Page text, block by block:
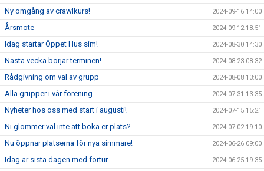
Ny omgång av crawlkurs! 2024-09-16 14:00
Årsmöte 2024-09-12 18:51
Idag startar Öppet Hus sim! 2024-08-30 14:30
Nästa vecka börjar terminen! 2024-08-23 08:32
Rådgivning om val av grupp 2024-08-08 13:00
Alla grupper i vår förening 2024-07-31 13:35
Nyheter hos oss med start i augusti! 2024-07-15 15:21
Ni glömmer väl inte att boka er plats? 2024-07-02 19:10
Nu öppnar platserna för nya simmare! 2024-06-26 09:00
Idag är sista dagen med förtur 2024-06-25 19:35